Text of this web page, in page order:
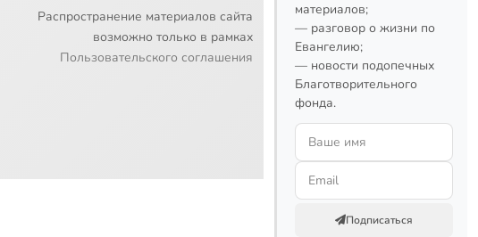
Распространение материалов сайта
возможно только в рамках
Пользовательского соглашения
материалов;
— разговор о жизни по
Евангелию;
— новости подопечных
Благотворительного
фонда.
Подписаться